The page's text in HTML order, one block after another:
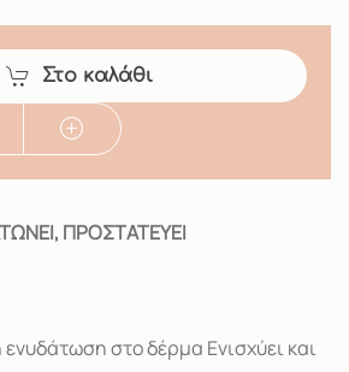
Στο καλάθι
ΠΡΟΣΤΑΤΕΥΕΙ
ενυδάτωση στο δέρμα Ενισχύει και